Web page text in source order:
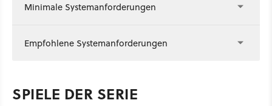
Minimale Systemanforderungen
Empfohlene Systemanforderungen
SPIELE DER SERIE